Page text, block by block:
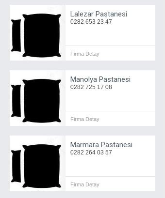
Lalezar Pastanesi
0282 653 23 47
Firma Detay
Manolya Pastanesi
0282 725 17 08
Firma Detay
Marmara Pastanesi
0282 264 03 57
Firma Detay